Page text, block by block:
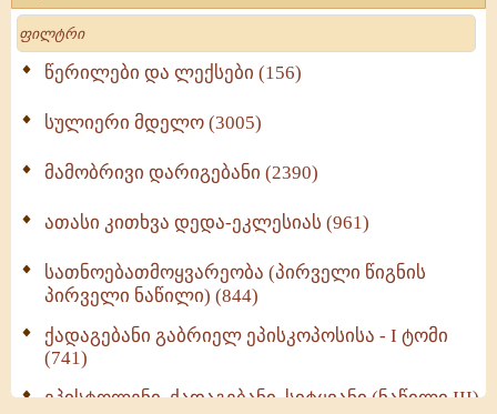
Search
წერილები და ლექსები (156)
სულიერი მდელო (3005)
მამობრივი დარიგებანი (2390)
ათასი კითხვა დედა-ეკლესიას (961)
სათნოებათმოყვარეობა (პირველი წიგნის
პირველი ნაწილი) (844)
ქადაგებანი გაბრიელ ეპისკოპოსისა - I ტომი
(741)
ეპისტოლენი, ქადაგებანი, სიტყვანი (ნაწილი III)